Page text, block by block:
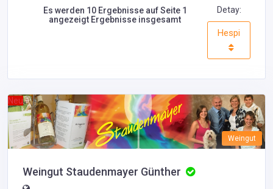
Es werden 10 Ergebnisse auf Seite 1
angezeigt Ergebnisse insgesamt
Detay:
Hespi
Neu
Weingut
Weingut Staudenmayer Günther